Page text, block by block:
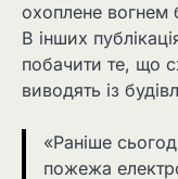
охоплене вогнем
В інших
побачити те, що
виводять із
«Раніше
пожежа